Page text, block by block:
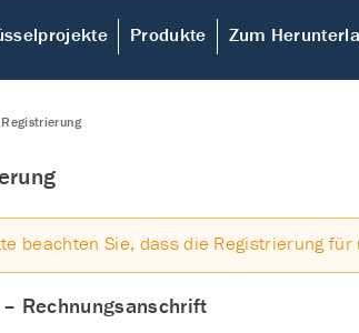
Produkte Zum
Registrierung
beachten Sie, dass die Registrierung
Rechnungsanschrift